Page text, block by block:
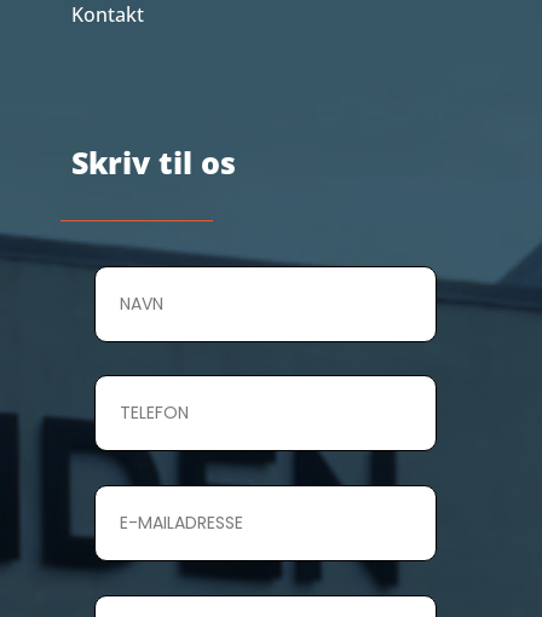
Kontakt
Skriv til os